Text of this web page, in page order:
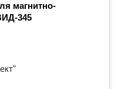
магнитно-
345